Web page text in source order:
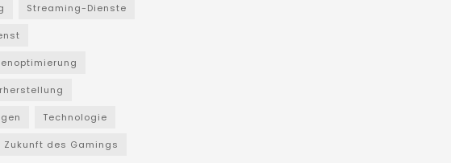
Streaming-Dienste
Technologie
Zukunft des Gamings